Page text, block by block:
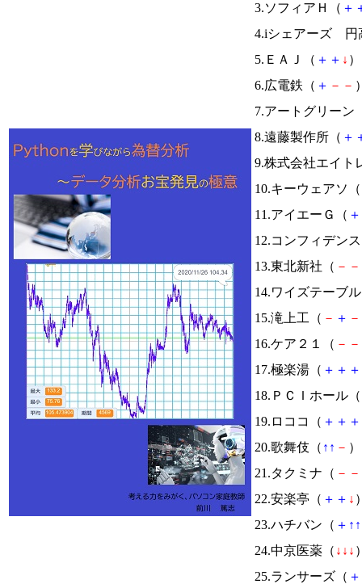
3.ソフィアＨ（ ＋
4.iシェアーズ 円
5.ＥＡＪ（ ＋ ＋ ↓
6.広電鉄（ ＋ － －
7.アートグリーン
8.遠藤製作所（ ＋
9.株式会社エイト
10.キーウェアソ（
11.アイエーＧ（ ＋
12.コンフィデン
13.東北新社（ － －
14.ワイズテーブ
15.滝上工（ － ＋ －
16.ケア２１（ － －
17.極楽湯（ ＋ ＋ ＋
18.ＰＣＩホール（
19.ロココ（ ＋ ＋ ＋
20.歌舞伎（ ↑ ↑ －
21.タクミナ（ － －
22.安楽亭（ ＋ ＋ ↓
23.ハチバン（ ＋ ↑ ↑
24.中京医薬（ ↓ ↓ ↓
25.ランサーズ（ ＋